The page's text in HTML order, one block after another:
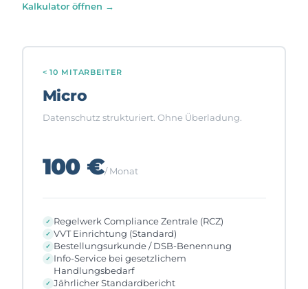
Kalkulator öffnen →
< 10 MITARBEITER
Micro
Datenschutz strukturiert. Ohne Überladung.
100 €/ Monat
Regelwerk Compliance Zentrale (RCZ)
VVT Einrichtung (Standard)
Bestellungsurkunde / DSB-Benennung
Info-Service bei gesetzlichem
Handlungsbedarf
Jährlicher Standardbericht